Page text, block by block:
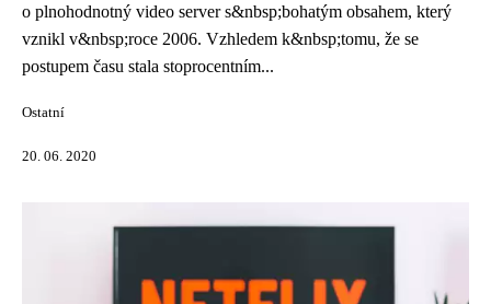
o plnohodnotný video server s&nbsp;bohatým obsahem, který
vznikl v&nbsp;roce 2006. Vzhledem k&nbsp;tomu, že se
postupem času stala stoprocentním...
Ostatní
20. 06. 2020